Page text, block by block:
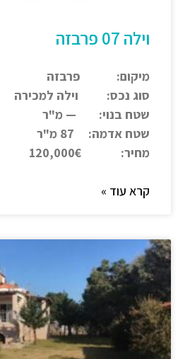
וילה 07 פרבזה
מיקום: פרבזה
סוג נכס: וילה למכירה
שטח בנוי: — מ"ר
שטח אדמה: 87 מ"ר
מחיר: 120,000€
קרא עוד »